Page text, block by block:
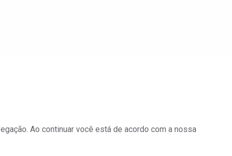
Ao continuar você está de acordo com a nossa